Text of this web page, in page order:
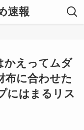
速報
かえってムダ
布に合わせた
にはまるリス